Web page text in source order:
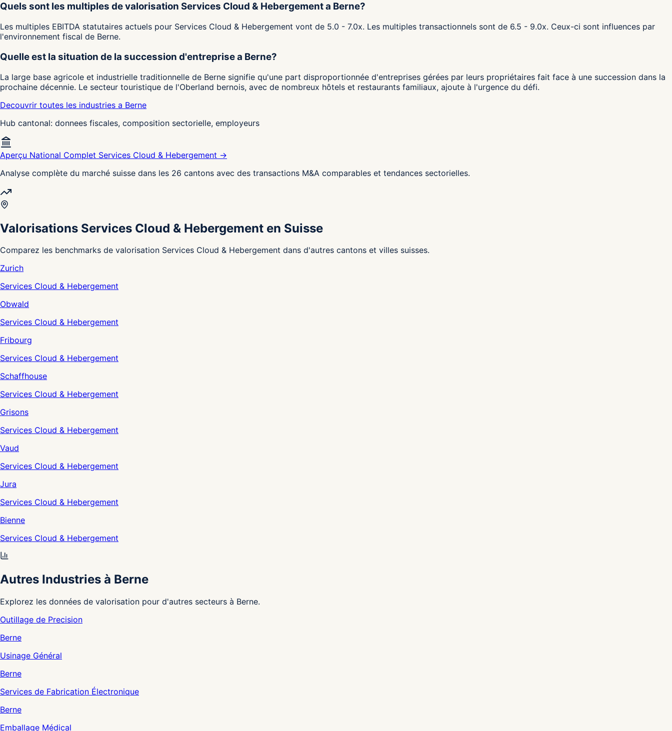
Quels sont les multiples de valorisation Services Cloud & Hebergement a Berne?
Les multiples EBITDA statutaires actuels pour Services Cloud & Hebergement vont de 5.0 - 7.0x. Les multiples transactionnels sont de 6.5 - 9.0x. Ceux-ci sont influences par
l'environnement fiscal de Berne.
Quelle est la situation de la succession d'entreprise a Berne?
La large base agricole et industrielle traditionnelle de Berne signifie qu'une part disproportionnée d'entreprises gérées par leurs propriétaires fait face à une succession dans la
prochaine décennie. Le secteur touristique de l'Oberland bernois, avec de nombreux hôtels et restaurants familiaux, ajoute à l'urgence du défi.
Decouvrir toutes les industries a Berne
Hub cantonal: donnees fiscales, composition sectorielle, employeurs
Aperçu National Complet Services Cloud & Hebergement →
Analyse complète du marché suisse dans les 26 cantons avec des transactions M&A comparables et tendances sectorielles.
Valorisations Services Cloud & Hebergement en Suisse
Comparez les benchmarks de valorisation Services Cloud & Hebergement dans d'autres cantons et villes suisses.
Zurich
Services Cloud & Hebergement
Obwald
Services Cloud & Hebergement
Fribourg
Services Cloud & Hebergement
Schaffhouse
Services Cloud & Hebergement
Grisons
Services Cloud & Hebergement
Vaud
Services Cloud & Hebergement
Jura
Services Cloud & Hebergement
Bienne
Services Cloud & Hebergement
Autres Industries à Berne
Explorez les données de valorisation pour d'autres secteurs à Berne.
Outillage de Precision
Berne
Usinage Général
Berne
Services de Fabrication Électronique
Berne
Emballage Médical